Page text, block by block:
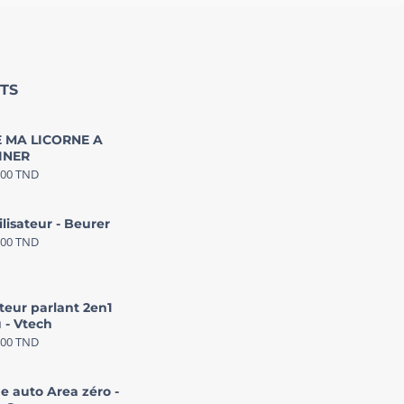
MA LICORNE A
TND
- Beurer
TND
parlant 2en1
- Vtech
TND
auto Area zéro -